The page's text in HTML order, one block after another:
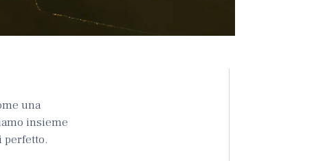
una
insieme
perfetto.